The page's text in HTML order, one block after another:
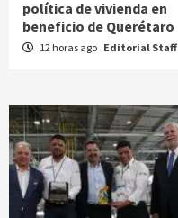
política de vivienda en
beneficio de Querétaro
12 horas ago Editorial Staff